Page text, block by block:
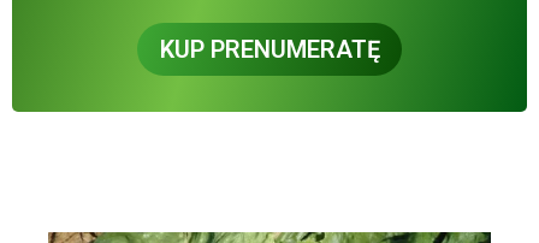
KUP PRENUMERATĘ